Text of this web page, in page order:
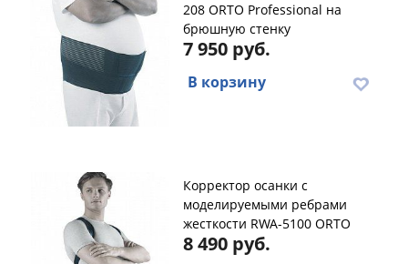
208 ORTO Professional на
брюшную стенку
7 950 руб.
В корзину
Корректор осанки с
моделируемыми ребрами
жесткости RWA-5100 ORTO
8 490 руб.